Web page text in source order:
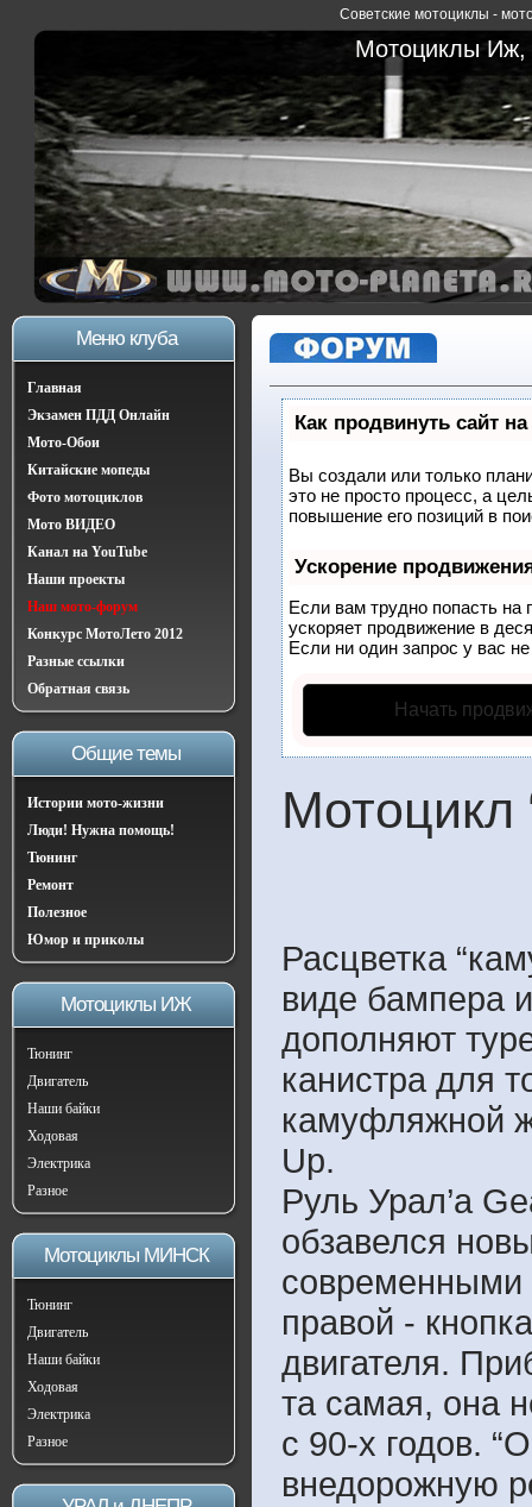
Советские мотоциклы -
Мотоциклы Иж,
Меню клуба
Главная
Экзамен ПДД Онлайн
Мото-Обои
Китайские мопеды
Фото мотоциклов
Мото ВИДЕО
Канал на YouTube
Наши проекты
Наш мото-форум
Конкурс МотоЛето 2012
Разные ссылки
Обратная связь
Общие темы
Истории мото-жизни
Люди! Нужна помощь!
Тюнинг
Ремонт
Полезное
Юмор и приколы
Мотоциклы ИЖ
Тюнинг
Двигатель
Наши байки
Ходовая
Электрика
Разное
Мотоциклы МИНСК
Тюнинг
Двигатель
Наши байки
Ходовая
Электрика
Разное
Как продвинуть сайт
Вы создали или только
это не просто процесс, а
повышение его позиций в
Ускорение
Если вам трудно попасть на
ускоряет продвижение в
Если ни один запрос у вас
Начать
Мотоцикл
Расцветка
виде бампера
дополняют
канистра для
камуфляжной
Up.
Руль Урал’а
обзавелся
современными
правой -
двигателя.
та самая, она
с 90-х годов.
внедорожную